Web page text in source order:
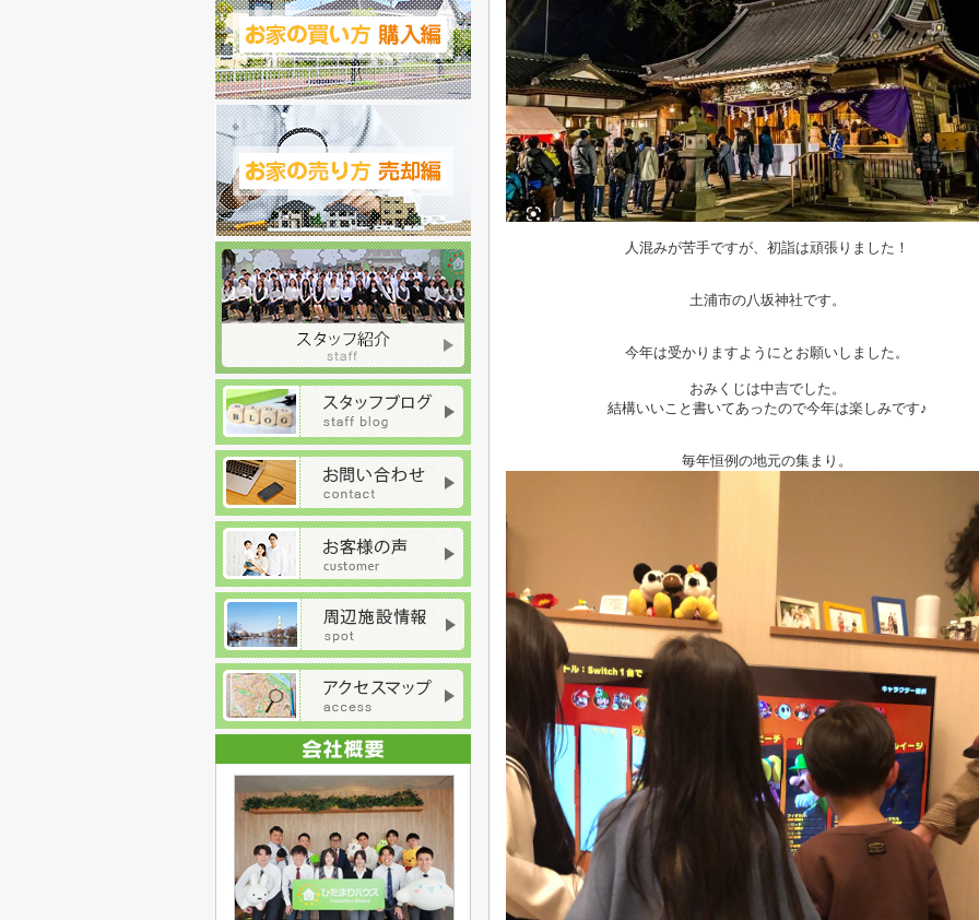
人混みが苦手ですが、初詣は頑張りました！
土浦市の八坂神社です。
今年は受かりますようにとお願いしました。
おみくじは中吉でした。
結構いいこと書いてあったので今年は楽しみです♪
毎年恒例の地元の集まり。